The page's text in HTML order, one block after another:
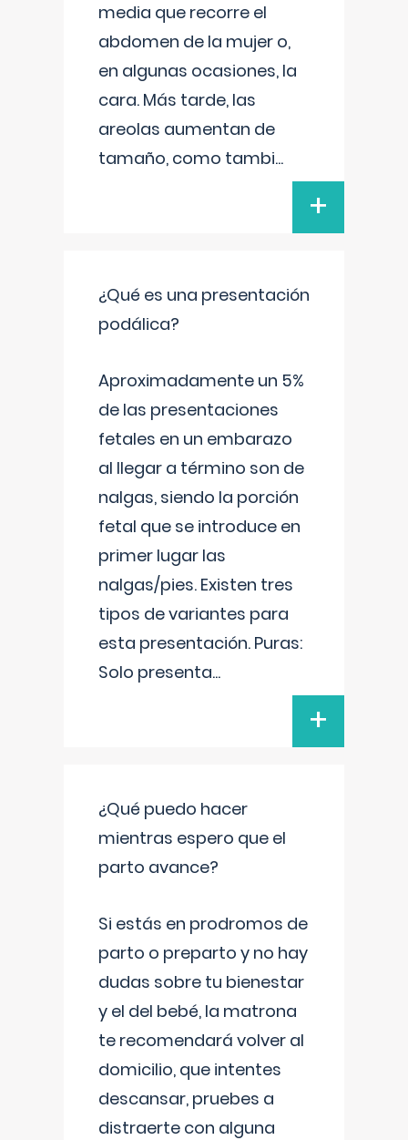
media que recorre el
abdomen de la mujer o,
en algunas ocasiones, la
cara. Más tarde, las
areolas aumentan de
tamaño, como tambi...
+
¿Qué es una presentación
podálica?
Aproximadamente un 5%
de las presentaciones
fetales en un embarazo
al llegar a término son de
nalgas, siendo la porción
fetal que se introduce en
primer lugar las
nalgas/pies. Existen tres
tipos de variantes para
esta presentación. Puras:
Solo presenta...
+
¿Qué puedo hacer
mientras espero que el
parto avance?
Si estás en prodromos de
parto o preparto y no hay
dudas sobre tu bienestar
y el del bebé, la matrona
te recomendará volver al
domicilio, que intentes
descansar, pruebes a
distraerte con alguna